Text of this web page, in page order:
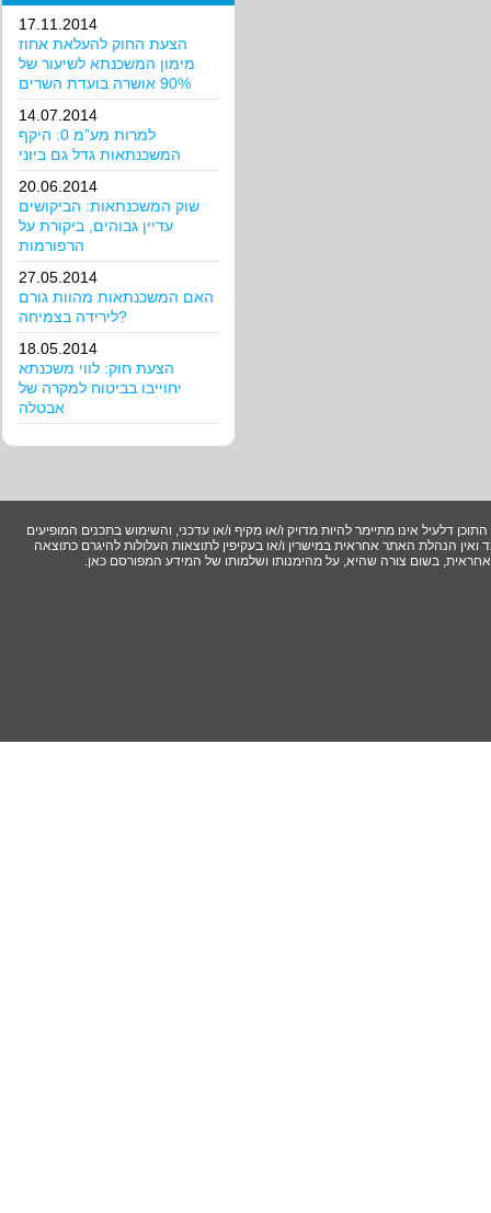
17.11.2014
הצעת החוק להעלאת אחוז
מימון המשכנתא לשיעור של
90% אושרה בועדת השרים
14.07.2014
למרות מע”מ 0: היקף
המשכנתאות גדל גם ביוני
20.06.2014
שוק המשכנתאות: הביקושים
עדיין גבוהים, ביקורת על
הרפורמות
27.05.2014
האם המשכנתאות מהוות גורם
לירידה בצמיחה?
18.05.2014
הצעת חוק: לווי משכנתא
יחוייבו בביטוח למקרה של
אבטלה
דלעיל אינו מתיימר להיות מדויק ו/או מקיף ו/או עדכני, והשימוש בתכנים המופיעים
הנהלת האתר אחראית במישרין ו/או בעקיפין לתוצאות העלולות להיגרם כתוצאה
בשום צורה שהיא, על מהימנותו ושלמותו של המידע המפורסם כאן.